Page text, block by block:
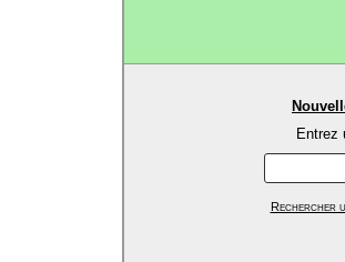
Entrez
Rechercher